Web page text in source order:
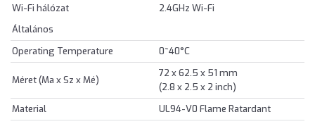
Wi-Fi hálózat
2.4GHz Wi-Fi
Általános
Operating Temperature
0~40°C
Méret (Ma x Sz x Mé)
72 x 62.5 x 51 mm
(2.8 x 2.5 x 2 inch)
Material
UL94-V0 Flame Ratardant